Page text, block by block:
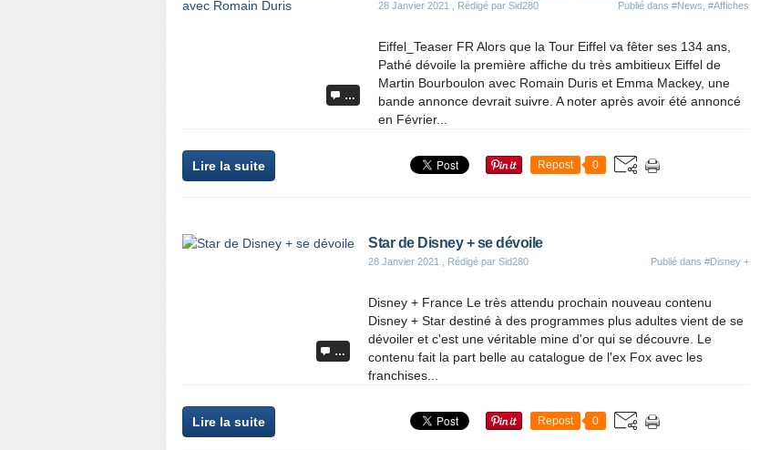
…
28 Janvier 2021 , Rédigé par Sid280 Publié dans #News #Affiches
Eiffel_Teaser FR Alors que la Tour Eiffel va fêter ses 134 ans,
Pathé dévoile la première affiche du très ambitieux Eiffel de
Martin Bourboulon avec Romain Duris et Emma Mackey, une
bande annonce devrait suivre. A noter après avoir été annoncé
en Février...
Lire la suite Repost 0
…
Star de Disney + se dévoile
28 Janvier 2021 , Rédigé par Sid280 Publié dans #Disney +
Disney + France Le très attendu prochain nouveau contenu
Disney + Star destiné à des programmes plus adultes vient de se
dévoiler et c'est une véritable mine d'or qui se découvre. Le
contenu fait la part belle au catalogue de l'ex Fox avec les
franchises...
Lire la suite Repost 0